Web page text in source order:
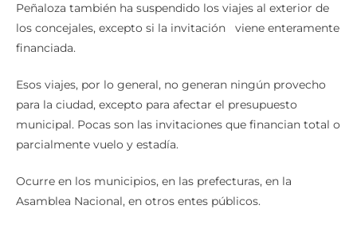
Peñaloza también ha suspendido los viajes al exterior de
los concejales, excepto si la invitación viene enteramente
financiada.
Esos viajes, por lo general, no generan ningún provecho
para la ciudad, excepto para afectar el presupuesto
municipal. Pocas son las invitaciones que financian total o
parcialmente vuelo y estadía.
Ocurre en los municipios, en las prefecturas, en la
Asamblea Nacional, en otros entes públicos.